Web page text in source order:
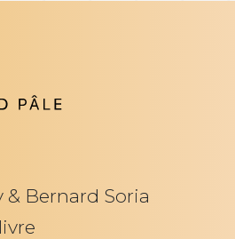
Bernard Soria